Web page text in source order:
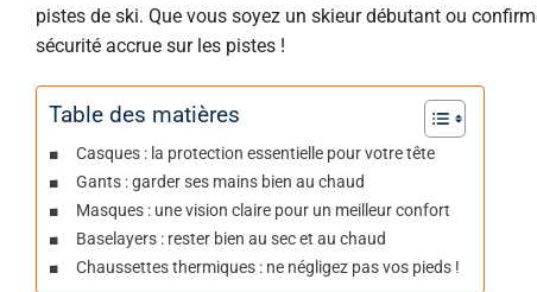
pistes de ski. Que vous soyez un skieur débutant ou
sécurité accrue sur les pistes !
Table des matières
Casques : la protection essentielle pour votre tête
Gants : garder ses mains bien au chaud
Masques : une vision claire pour un meilleur confort
Baselayers : rester bien au sec et au chaud
Chaussettes thermiques : ne négligez pas vos pieds !